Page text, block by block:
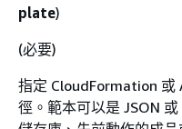
plate)
(必要)
指定 CloudFormation 或
徑。範本可以是 JSON